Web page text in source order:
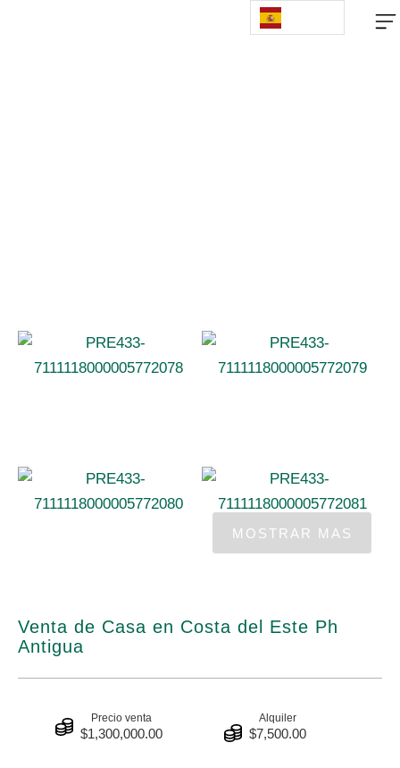
Venta de Casa en Costa del Este Ph
Antigua
Precio venta
$1,300,000.00
Alquiler
$7,500.00